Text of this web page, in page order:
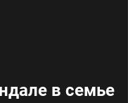
в семье